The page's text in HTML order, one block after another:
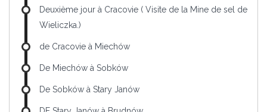
Deuxième jour à Cracovie ( Visite de la Mine de sel de
Wieliczka.)
de Cracovie à Miechów
De Miechów à Sobków
De Sobków à Stary Janów